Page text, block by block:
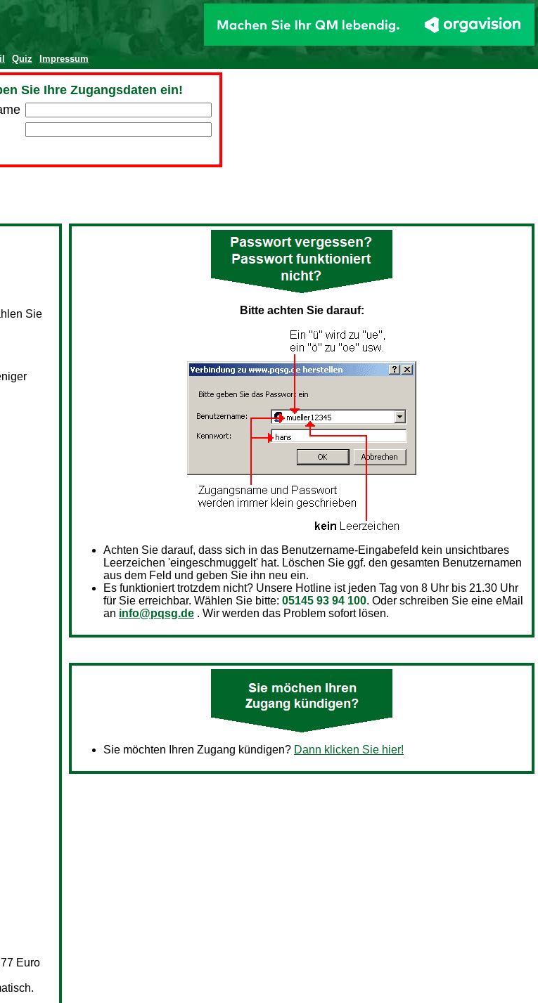
Quiz Impressum
Sie Ihre Zugangsdaten ein!
Sie
Euro
Bitte achten Sie darauf:
Achten Sie darauf, dass sich in das Benutzername-Eingabefeld kein unsichtbares
Leerzeichen 'eingeschmuggelt' hat. Löschen Sie ggf. den gesamten Benutzernamen
aus dem Feld und geben Sie ihn neu ein.
Es funktioniert trotzdem nicht? Unsere Hotline ist jeden Tag von 8 Uhr bis 21.30 Uhr
für Sie erreichbar. Wählen Sie bitte: 05145 93 94 100. Oder schreiben Sie eine eMail
an info@pqsg.de . Wir werden das Problem sofort lösen.
Sie möchten Ihren Zugang kündigen? Dann klicken Sie hier!